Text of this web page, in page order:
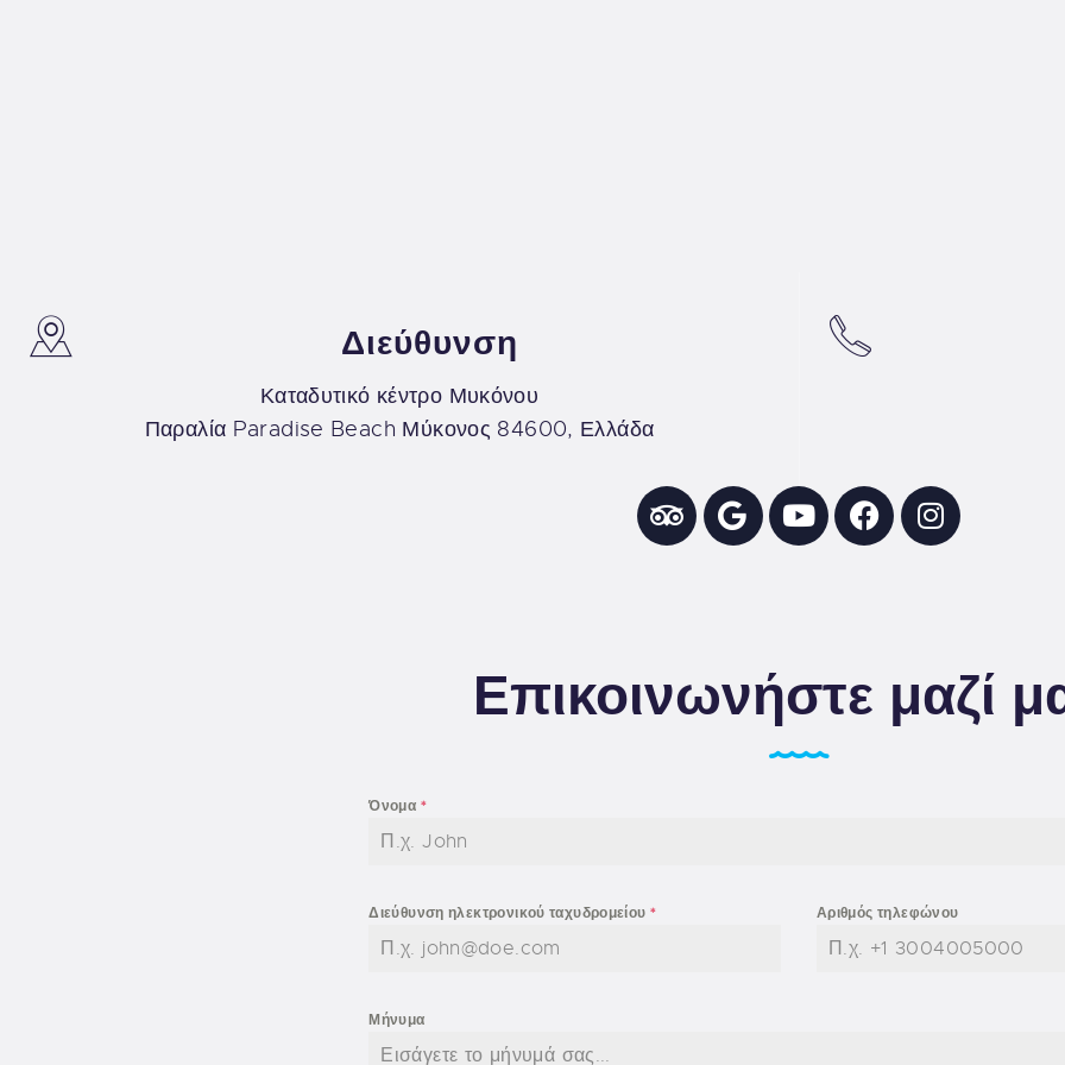
Διεύθυνση
Καταδυτικό κέντρο Μυκόνου
Παραλία Paradise Beach Μύκονος 84600, Ελλάδα
Επικοινωνήστε μαζί
Όνομα *
Διεύθυνση ηλεκτρονικού ταχυδρομείου * Αριθμός τηλεφώνου
Μήνυμα